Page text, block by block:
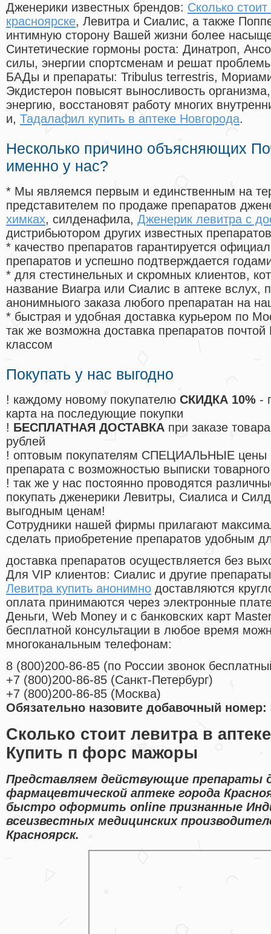
Дженерики известных брендов: Сколько
красноярске, Левитра и Сиалис, а также
интимную сторону Вашей жизни более
Синтетические гормоны роста: Динатроп,
силы, энергии спортсменам и решат
БАДы и препараты: Tribulus terrestris,
Экдистерон повысят выносливость
энергию, восстановят работу многих
и, Тадалафил купить в аптеке Новгорода.
Несколько причино объясняющих
именно у нас?
* Мы являемся первым и единственным на
представителем по продаже препаратов
химках, силденафила, Дженерик левитра с
дистрибьютором других известных препаратов
* качество препаратов гарантируется
препаратов и успешно подтверждается
* для стестинельных и скромных клиентов,
название Виагра или Сиалис в аптеке вслух,
анонимныого заказа любого препаратан на
* быстрая и удобная доставка курьером по
так же возможна доставка препаратов
классом
Покупать у нас выгодно
! каждому новому покупателю СКИДКА 10% -
карта на последующие покупки
! БЕСПЛАТНАЯ ДОСТАВКА при заказе
рублей
! оптовым покупателям СПЕЦИАЛЬНЫЕ цены
препарата с возможностью выписки
! так же у нас постоянно проводятся
покупать дженерики Левитры, Сиалиса и
выгодным ценам!
Cотрудники нашей фирмы прилагают
сделать приобретение препаратов удобным
доставка препаратов осуществляется без
Для VIP клиентов: Сиалис и другие
Левитра купить анонимно доставляются
оплата принимаются через электронные
Деньги, Web Money и с банковских карт
бесплатной консультации в любое время
многоканальным телефонам:
8 (800)200-86-85 (по России звонок
+7 (800)200-86-85 (Санкт-Петербург)
+7 (800)200-86-85 (Москва)
Обязательно назовите добавочный номер:
Сколько стоит левитра в
Купить п форс мажоры
Представляем действующие препараты
фармацевтической аптеке города
быстро оформить online признанные
всеизвестных медицинских
Красноярск.